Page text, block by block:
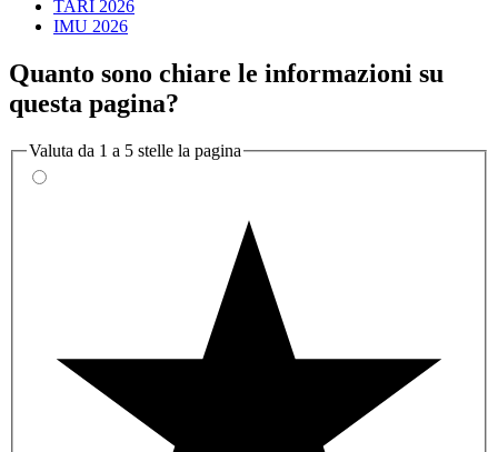
TARI 2026
IMU 2026
Quanto sono chiare le informazioni su
questa pagina?
Valuta da 1 a 5 stelle la pagina